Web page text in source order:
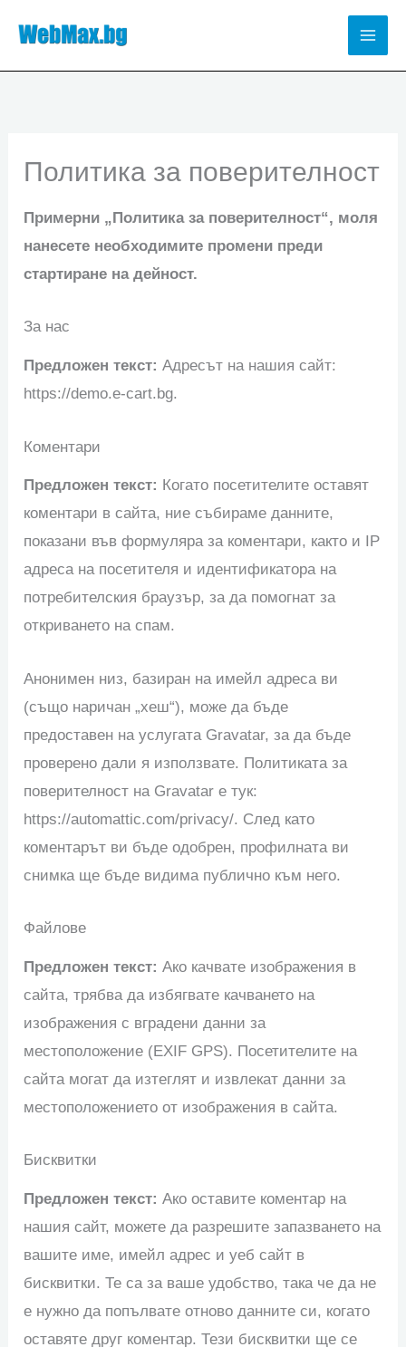
content
Политика за поверителност
Примерни „Политика за поверителност“, моля
нанесете необходимите промени преди
стартиране на дейност.
За нас
Предложен текст:Адресът на нашия сайт:
https://demo.e-cart.bg.
Коментари
Предложен текст: Когато посетителите оставят
коментари в сайта, ние събираме данните,
показани във формуляра за коментари, както и IP
адреса на посетителя и идентификатора на
потребителския браузър, за да помогнат за
откриването на спам.
Анонимен низ, базиран на имейл адреса ви
(също наричан „хеш“), може да бъде
предоставен на услугата Gravatar, за да бъде
проверено дали я използвате. Политиката за
поверителност на Gravatar е тук:
https://automattic.com/privacy/. След като
коментарът ви бъде одобрен, профилната ви
снимка ще бъде видима публично към него.
Файлове
Предложен текст:Ако качвате изображения в
сайта, трябва да избягвате качването на
изображения с вградени данни за
местоположение (EXIF GPS). Посетителите на
сайта могат да изтеглят и извлекат данни за
местоположението от изображения в сайта.
Бисквитки
Предложен текст:Ако оставите коментар на
нашия сайт, можете да разрешите запазването на
вашите име, имейл адрес и уеб сайт в
бисквитки. Те са за ваше удобство, така че да не
е нужно да попълвате отново данните си, когато
оставяте друг коментар. Тези бисквитки ще се